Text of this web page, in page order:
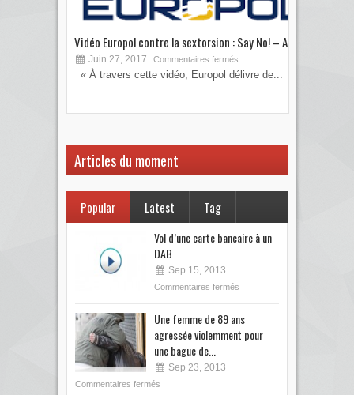
Vidéo Europol contre la sextorsion : Say No! – A...
Juin 27, 2017 Commentaires fermés
« À travers cette vidéo, Europol délivre de...
Articles du moment
Popular Latest Tag
Vol d’une carte bancaire à un
DAB
Sep 15, 2013
Commentaires fermés
Une femme de 89 ans
agressée violemment pour
une bague de...
Sep 23, 2013
Commentaires fermés